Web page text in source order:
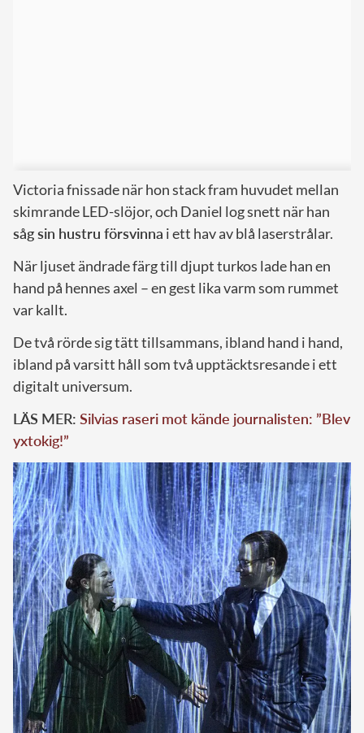
Victoria fnissade när hon stack fram huvudet mellan
skimrande LED-slöjor, och Daniel log snett när han
såg sin hustru försvinna i ett hav av blå laserstrålar.
När ljuset ändrade färg till djupt turkos lade han en
hand på hennes axel – en gest lika varm som rummet
var kallt.
De två rörde sig tätt tillsammans, ibland hand i hand,
ibland på varsitt håll som två upptäcktsresande i ett
digitalt universum.
LÄS MER: Silvias raseri mot kände journalisten: ”Blev
yxtokig!”